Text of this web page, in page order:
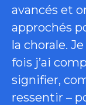
avancés et
approchés
la chorale.
fois j’ai
signifier,
ressentir –